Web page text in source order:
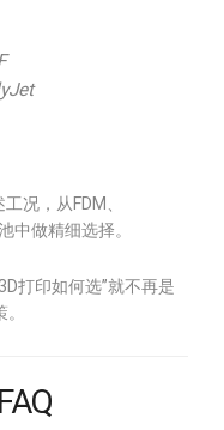
况，从FDM、
中做精细选择。
打印如何选”就不再是